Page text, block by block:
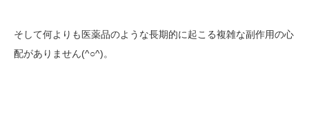
そして何よりも医薬品のような長期的に起こる複雑な副作用の心
配がありません(^○^)。